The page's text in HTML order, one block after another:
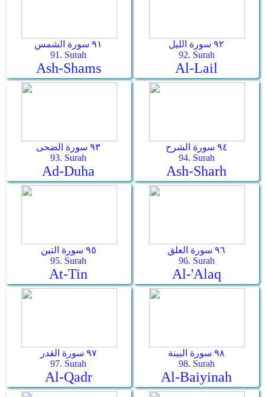
٩١ سورة الشمس
91. Surah
Ash-Shams
٩٢ سورة الليل
92. Surah
Al-Lail
٩٣ سورة الضحى
93. Surah
Ad-Duha
٩٤ سورة الشرح
94. Surah
Ash-Sharh
٩٥ سورة التين
95. Surah
At-Tin
٩٦ سورة العلق
96. Surah
Al-'Alaq
٩٧ سورة القدر
97. Surah
Al-Qadr
٩٨ سورة البينة
98. Surah
Al-Baiyinah